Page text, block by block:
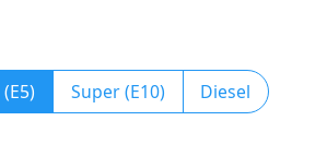
Super (E10) Diesel